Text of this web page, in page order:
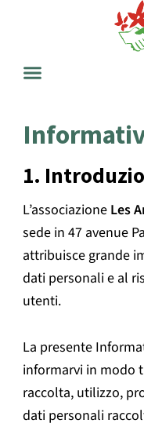
1.
L’associazione Les
sede in 47 avenue
attribuisce grande
dati personali e al
utenti.
La presente
informarvi in modo
raccolta, utilizzo,
dati personali